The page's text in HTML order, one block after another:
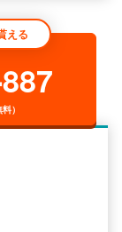
える
）